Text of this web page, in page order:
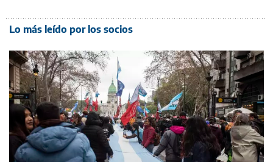
Lo más leído por los socios